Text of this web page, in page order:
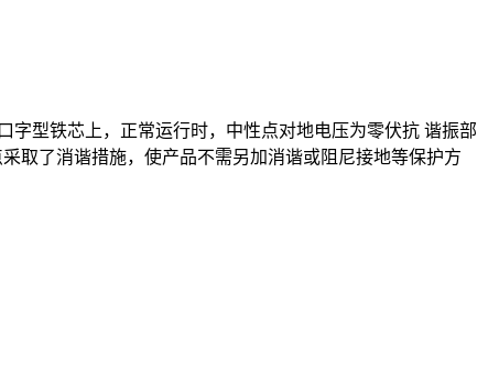
字型铁芯上，正常运行时，中性点对地电压为零伏抗 谐振部
取了消谐措施，使产品不需另加消谐或阻尼接地等保护方